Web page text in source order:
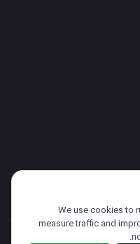
محفوظة
We use cookies to
measure traffic and